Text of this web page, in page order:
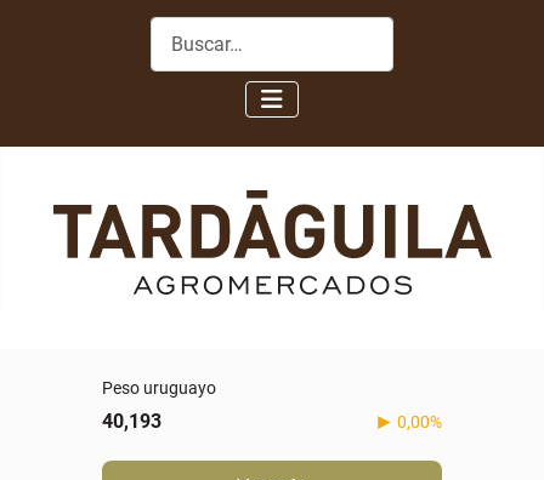
Buscar
Peso uruguayo
40,193 0,00%